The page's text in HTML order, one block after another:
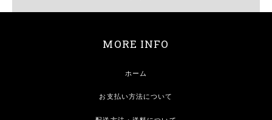
MORE INFO
ホーム
お支払い方法について